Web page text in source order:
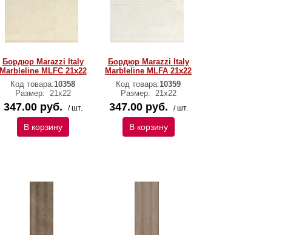
Бордюр Marazzi Italy
Marbleline MLFC 21х22
Код товара:10358
Размер: 21х22
347.00 руб. / шт.
В корзину
Бордюр Marazzi Italy
Marbleline MLFA 21х22
Код товара:10359
Размер: 21х22
347.00 руб. / шт.
В корзину